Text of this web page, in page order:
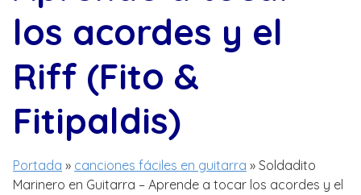
los acordes y el
Riff (Fito &
Fitipaldis)
Portada » canciones fáciles en guitarra » Soldadito
Marinero en Guitarra – Aprende a tocar los acordes y el